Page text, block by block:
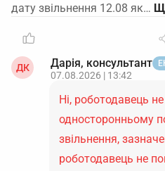
дату звільнення 12.08 як…
ДК Дарія, консультант
07.08.2026 | 13:42
Ні, роботодавець
односторонньому
звільнення,
роботодавець не